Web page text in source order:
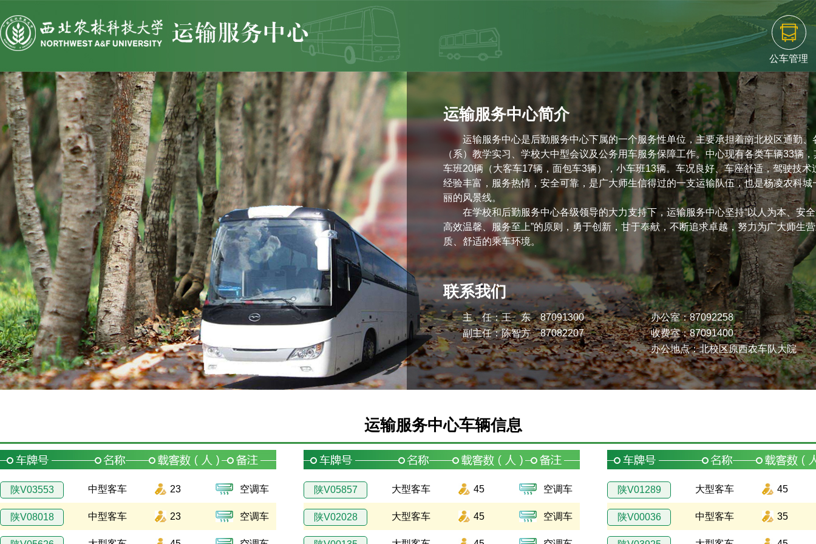
公车管理
运输服务中心简介
运输服务中心是后勤服务中心下属的一个服务性单位，主要承担着南北校区通勤、
（系）教学实习、学校大中型会议及公务用车服务保障工作。中心现有各类车辆33辆
车班20辆（大客车17辆，面包车3辆），小车班13辆。车况良好、车座舒适，驾驶技术
经验丰富，服务热情，安全可靠，是广大师生信得过的一支运输队伍，也是杨凌农科城
丽的风景线。
在学校和后勤服务中心各级领导的大力支持下，运输服务中心坚持“以人为本、安
高效温馨、服务至上”的原则，勇于创新，甘于奉献，不断追求卓越，努力为广大师生
质、舒适的乘车环境。
联系我们
主 任：王 东 87091300
办公室：87092258
副主任：陈智方 87082207
收费室：87091400
办公地点：北校区原西农车队大院
运输服务中心车辆信息
陕V03553 中型客车 23 空调车
陕V08018 中型客车 23 空调车
陕V05857 大型客车 45 空调车
陕V02028 大型客车 45 空调车
陕V01289 大型客车 45
陕V00036 中型客车 35